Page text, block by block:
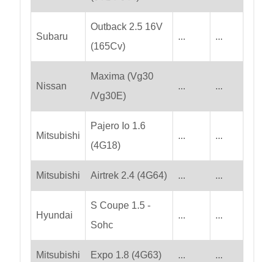
Subaru
Outback 2.5 16V
(165Cv)
... ...
Nissan
Maxima (Vg30
/Vg30E)
... ...
Mitsubishi
Pajero Io 1.6
(4G18)
... ...
Mitsubishi Airtrek 2.4 (4G64) ... ...
Hyundai
S Coupe 1.5 -
Sohc
... ...
Mitsubishi Expo 1.8 (4G63) ... ...